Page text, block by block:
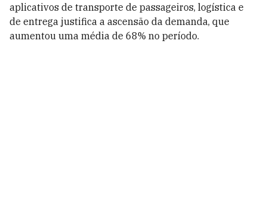
aplicativos de transporte de passageiros, logística e
de entrega justifica a ascensão da demanda, que
aumentou uma média de 68% no período.